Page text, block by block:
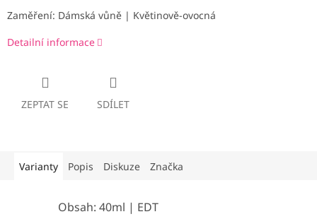
Zaměření: Dámská vůně | Květinově-ovocná
Detailní informace
ZEPTAT SE SDÍLET
Varianty Popis Diskuze Značka
Obsah: 40ml | EDT